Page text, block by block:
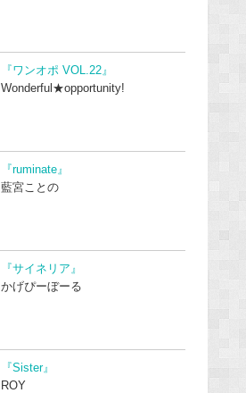
『ワンオポ VOL.22』
Wonderful★opportunity!
『ruminate』
藍宮ことの
『サイネリア』
かげぴーぼーる
『Sister』
ROY